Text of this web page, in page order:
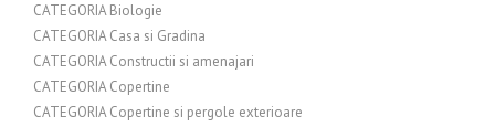
CATEGORIA Biologie
CATEGORIA Casa si Gradina
CATEGORIA Constructii si amenajari
CATEGORIA Copertine
CATEGORIA Copertine si pergole exterioare